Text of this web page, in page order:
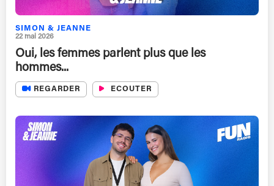
SIMON & JEANNE
22 mai 2026
Oui, les femmes parlent plus que les
hommes...
REGARDER ECOUTER